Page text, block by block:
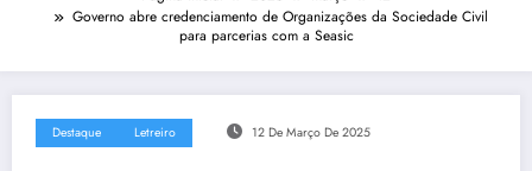
Governo abre credenciamento de Organizações da Sociedade Civil
para parcerias com a Seasic
Destaque Letreiro 12 De Março De 2025